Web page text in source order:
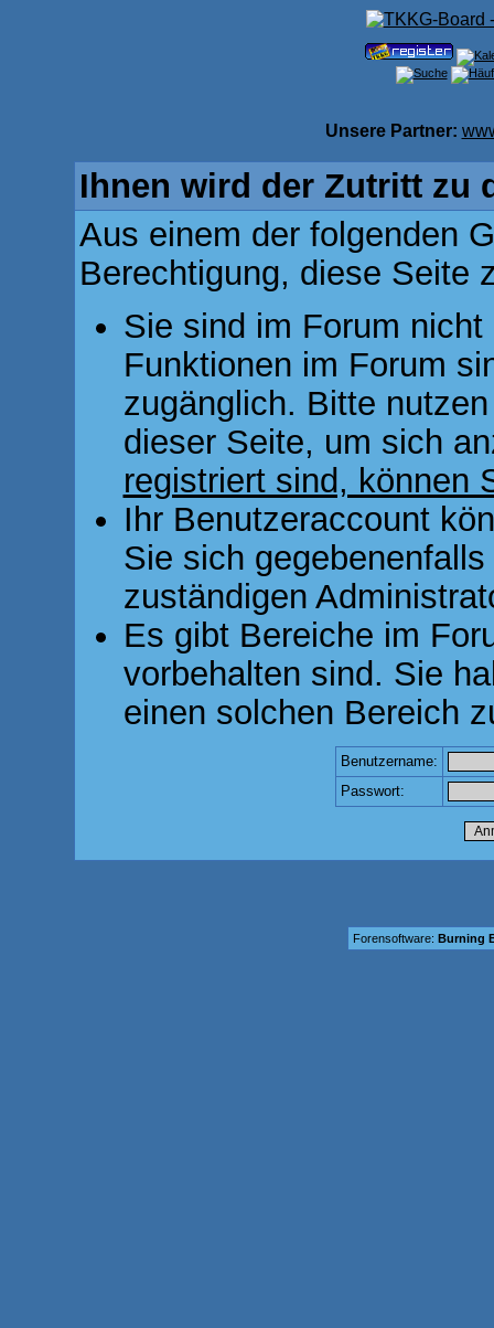
Unsere Partner:
Ihnen wird der Zutritt zu
Aus einem der folgenden
Berechtigung, diese Seite
Sie sind im Forum
Funktionen im Forum
zugänglich. Bitte
dieser Seite, um sich
registriert sind, können
Ihr Benutzeraccount
Sie sich
zuständigen
Es gibt Bereiche im
vorbehalten sind. Sie
einen solchen Bereich
Benutzername:
Passwort:
Forensoftware: Burning